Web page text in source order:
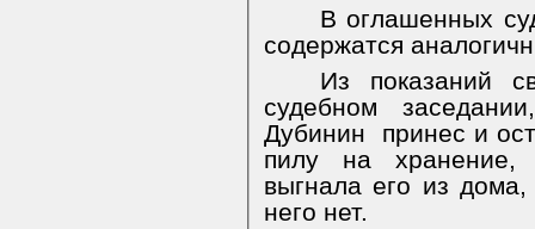
В оглашенных
содержатся
Из показаний
судебном
Дубинин
принес и
пилу на хранение,
выгнала его из
него нет.